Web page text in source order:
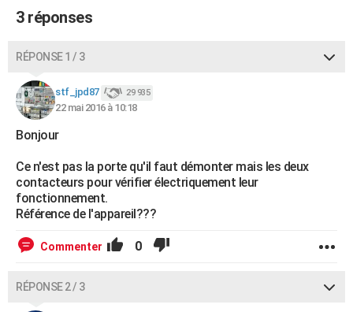
CARTE DE VOEUX
COPAINS D'AVANT
S'inscrire
Se connecter
Lycées
Collèges
Primaires
Universités
Entreprises
Service militaire
Avis de recherche
AVIS DE DÉCÈS
FORUM
Bricolage
Lifestyle
Culture
Sport
Auto
Television
Voyage
Cinema
3 réponses
RÉPONSE 1 / 3
stf_jpd87 29 935
22 mai 2016 à 10:18
Bonjour
Ce n'est pas la porte qu'il faut démonter mais les deux
contacteurs pour vérifier électriquement leur
fonctionnement.
Référence de l'appareil???
Commenter 0
RÉPONSE 2 / 3